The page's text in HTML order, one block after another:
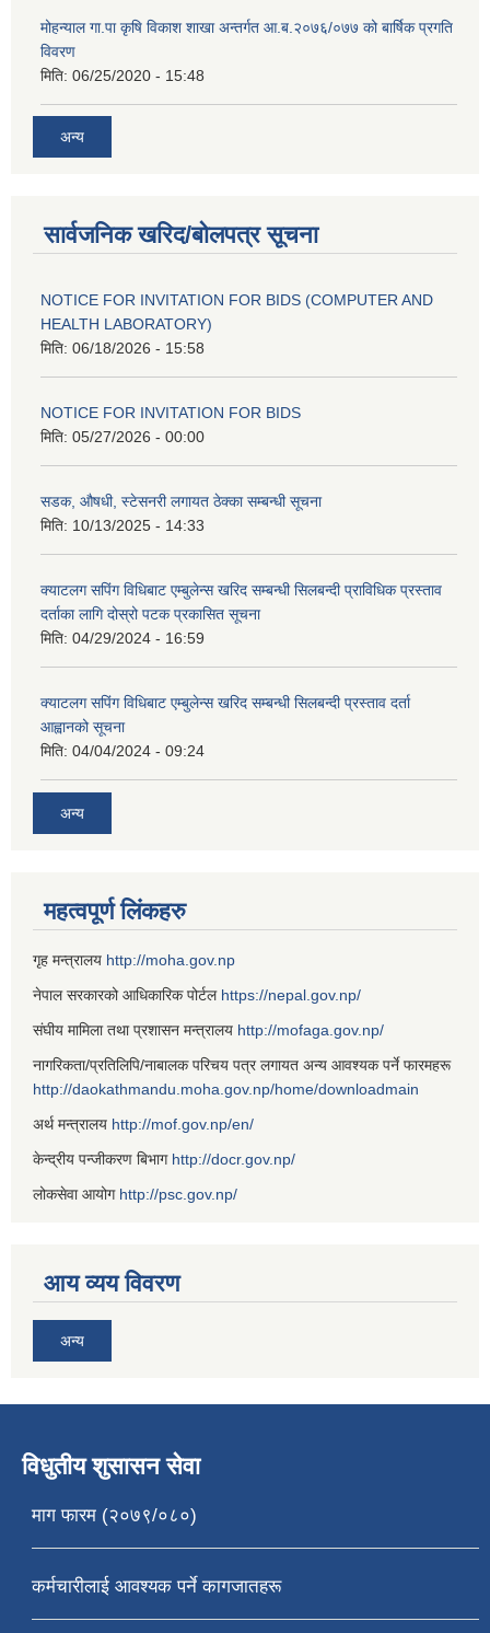
मोहन्याल गा.पा कृषि विकाश शाखा अन्तर्गत आ.ब.२०७६/०७७ को बार्षिक प्रगति
विवरण
मिति: 06/25/2020 - 15:48
अन्य
सार्वजनिक खरिद/बोलपत्र सूचना
NOTICE FOR INVITATION FOR BIDS (COMPUTER AND
HEALTH LABORATORY)
मिति: 06/18/2026 - 15:58
NOTICE FOR INVITATION FOR BIDS
मिति: 05/27/2026 - 00:00
सडक, औषधी, स्टेसनरी लगायत ठेक्का सम्बन्धी सूचना
मिति: 10/13/2025 - 14:33
क्याटलग सपिंग विधिबाट एम्बुलेन्स खरिद सम्बन्धी सिलबन्दी प्राविधिक प्रस्ताव
दर्ताका लागि दोस्रो पटक प्रकासित सूचना
मिति: 04/29/2024 - 16:59
क्याटलग सपिंग विधिबाट एम्बुलेन्स खरिद सम्बन्धी सिलबन्दी प्रस्ताव दर्ता
आह्वानको सूचना
मिति: 04/04/2024 - 09:24
अन्य
महत्वपूर्ण लिंकहरु
गृह मन्त्रालय http://moha.gov.np
नेपाल सरकारको आधिकारिक पोर्टल https://nepal.gov.np/
संघीय मामिला तथा प्रशासन मन्त्रालय http://mofaga.gov.np/
नागरिकता/प्रतिलिपि/नाबालक परिचय पत्र लगायत अन्य आवश्यक पर्ने फारमहरू
http://daokathmandu.moha.gov.np/home/downloadmain
अर्थ मन्त्रालय http://mof.gov.np/en/
केन्द्रीय पन्जीकरण बिभाग http://docr.gov.np/
लोकसेवा आयोग http://psc.gov.np/
आय व्यय विवरण
अन्य
विधुतीय शुसासन सेवा
माग फारम (२०७९/०८०)
कर्मचारीलाई आवश्यक पर्ने कागजातहरू